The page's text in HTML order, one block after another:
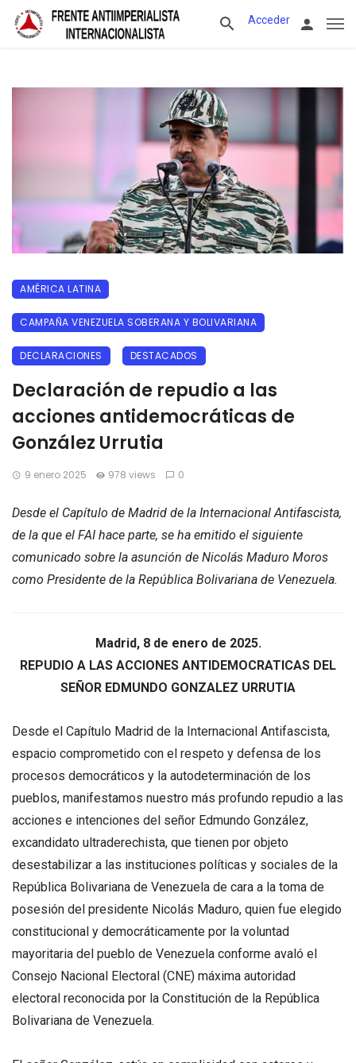
Acceder
AMÉRICA LATINA
CAMPAÑA VENEZUELA SOBERANA Y BOLIVARIANA
DECLARACIONES DESTACADOS
Declaración de repudio a las
acciones antidemocráticas de
González Urrutia
9 enero 2025 978 views 0
Desde el Capítulo de Madrid de la Internacional Antifascista,
de la que el FAI hace parte, se ha emitido el siguiente
comunicado sobre la asunción de Nicolás Maduro Moros
como Presidente de la República Bolivariana de Venezuela.
Madrid, 8 de enero de 2025.
REPUDIO A LAS ACCIONES ANTIDEMOCRATICAS DEL
SEÑOR EDMUNDO GONZALEZ URRUTIA
Desde el Capítulo Madrid de la Internacional Antifascista,
espacio comprometido con el respeto y defensa de los
procesos democráticos y la autodeterminación de los
pueblos, manifestamos nuestro más profundo repudio a las
acciones e intenciones del señor Edmundo González,
excandidato ultraderechista, que tienen por objeto
desestabilizar a las instituciones políticas y sociales de la
República Bolivariana de Venezuela de cara a la toma de
posesión del presidente Nicolás Maduro, quien fue elegido
constitucional y democráticamente por la voluntad
mayoritaria del pueblo de Venezuela conforme avaló el
Consejo Nacional Electoral (CNE) máxima autoridad
electoral reconocida por la Constitución de la República
Bolivariana de Venezuela.